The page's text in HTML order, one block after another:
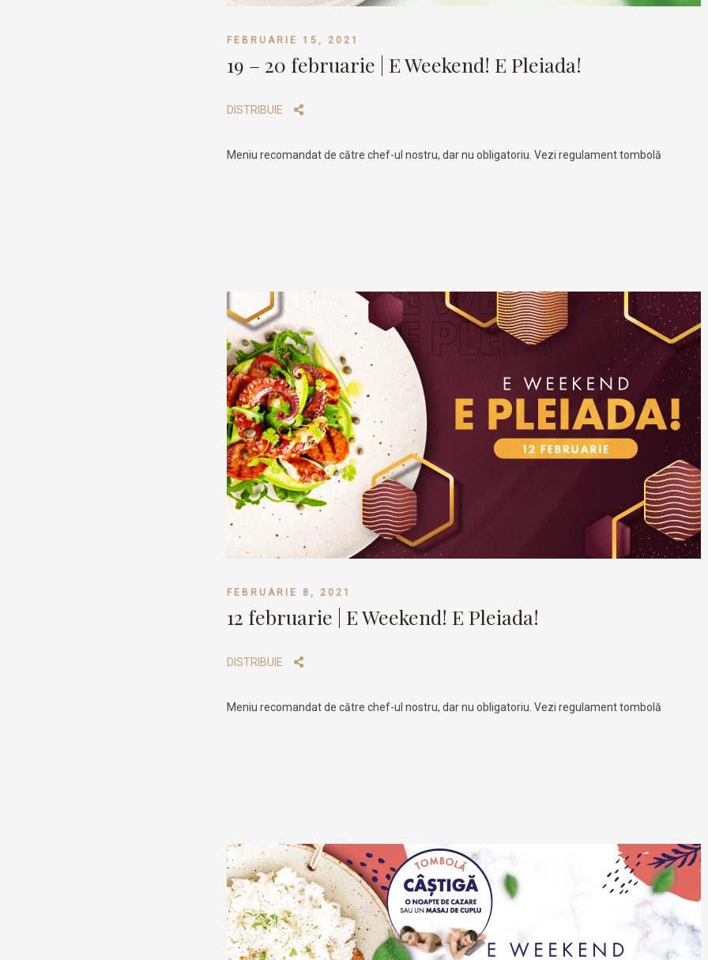
FEBRUARIE 15, 2021
19 – 20 februarie | E Weekend! E Pleiada!
DISTRIBUIE
Meniu recomandat de către chef-ul nostru, dar nu obligatoriu. Vezi regulament tombolă
FEBRUARIE 8, 2021
12 februarie | E Weekend! E Pleiada!
DISTRIBUIE
Meniu recomandat de către chef-ul nostru, dar nu obligatoriu. Vezi regulament tombolă